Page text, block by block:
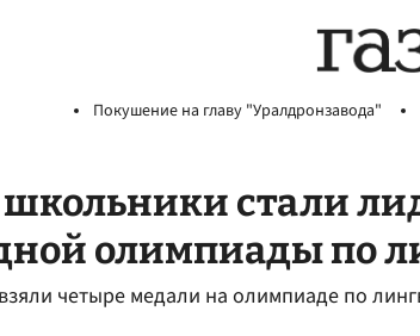
Покушение на главу "Уралдронзавода"
стали
олимпиады по
четыре медали на олимпиаде по